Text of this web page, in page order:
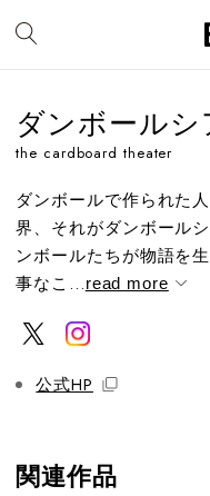
ダンボールシ
the cardboard theater
ダンボールで作られた
界、それがダンボール
ンボールたちが物語を
事なこ...read more
公式HP
関連作品